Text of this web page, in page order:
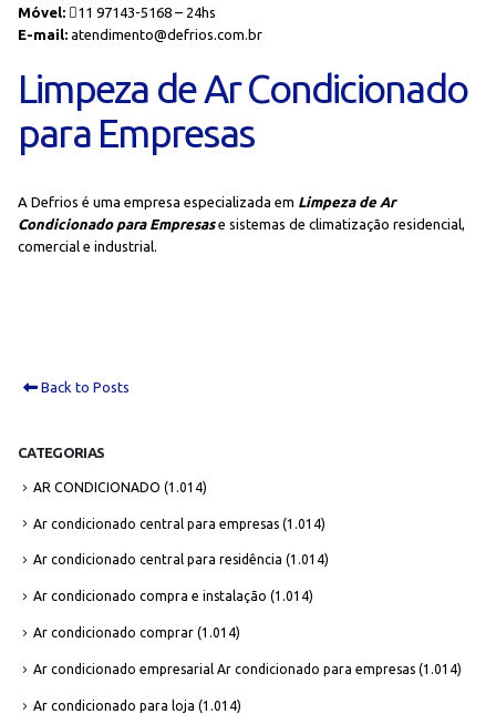
Móvel:
11 97143-5168 – 24hs
E-mail: atendimento@defrios.com.br
Limpeza de Ar Condicionado
para Empresas
A Defrios é uma empresa especializada em Limpeza de Ar
Condicionado para Empresase sistemas de climatização residencial,
comercial e industrial.
Back to Posts
CATEGORIAS
AR CONDICIONADO (1.014)
Ar condicionado central para empresas (1.014)
Ar condicionado central para residência (1.014)
Ar condicionado compra e instalação (1.014)
Ar condicionado comprar (1.014)
Ar condicionado empresarial Ar condicionado para empresas (1.014)
Ar condicionado para loja (1.014)